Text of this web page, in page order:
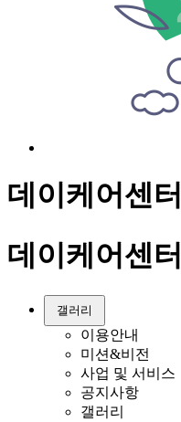
데이케어센터
데이케어센터
갤러리
이용안내
미션&비전
사업 및 서비스
공지사항
갤러리